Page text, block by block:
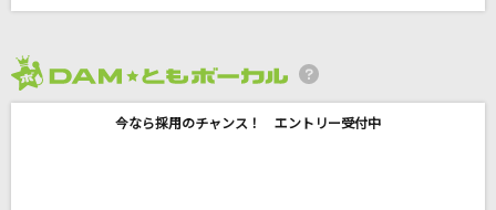
イチジク煙 (TV Size)
今なら採用のチャンス！ エントリー受付中